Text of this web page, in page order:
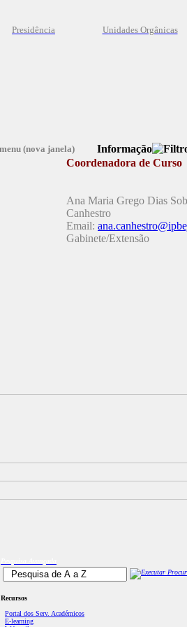
Presidência Unidades Orgânicas
Informação
Coordenadora de Curso
Ana Maria Grego Dias
Canhestro
Email:
Gabinete/Extensão
Recursos
Portal dos Serv. Académicos
E-learning